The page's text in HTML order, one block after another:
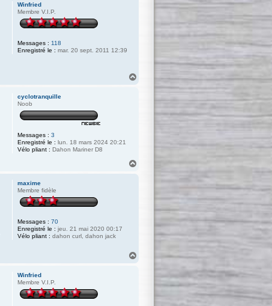
Winfried
Membre V.I.P.
Messages : 118
Enregistré le : mar. 20 sept. 2011 12:39
cyclotranquille
Noob
Messages : 3
Enregistré le : lun. 18 mars 2024 20:21
Vélo pliant : Dahon Mariner D8
maxime
Membre fidèle
Messages : 70
Enregistré le : jeu. 21 mai 2020 00:17
Vélo pliant : dahon curl, dahon jack
Winfried
Membre V.I.P.